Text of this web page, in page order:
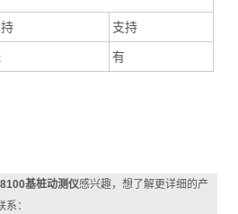
支持
有
基桩动测仪感兴趣，想了解更详细的产
：